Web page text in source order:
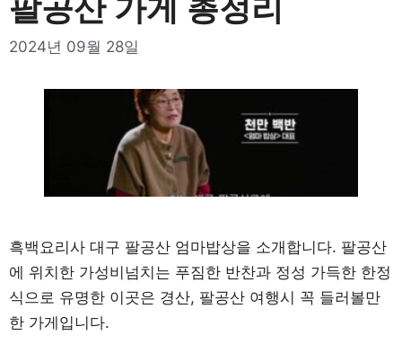
팔공산 가게 총정리
2024년 09월 28일
흑백요리사 대구 팔공산 엄마밥상을 소개합니다. 팔공산
에 위치한 가성비넘치는 푸짐한 반찬과 정성 가득한 한정
식으로 유명한 이곳은 경산, 팔공산 여행시 꼭 들러볼만
한 가게입니다.